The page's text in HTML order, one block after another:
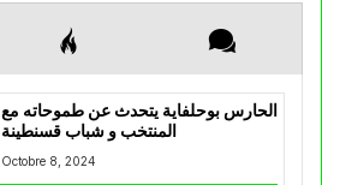
الحارس بوحلفاية يتحدث عن طموحاته مع
المنتخب و شباب قسنطينة
Octobre 8, 2024